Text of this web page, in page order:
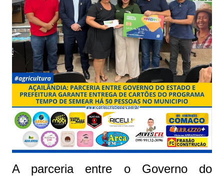
A parceria entre o Governo do